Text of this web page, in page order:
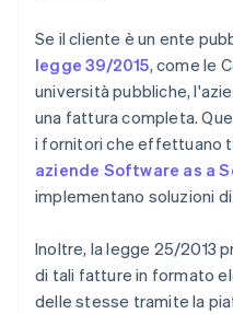
Se il cliente è un ente
legge 39/2015, come le
università pubbliche,
una fattura completa.
i fornitori che effettuano
aziende Software as a
implementano soluzioni
Inoltre, la legge 25/2013
di tali fatture in formato
delle stesse tramite la